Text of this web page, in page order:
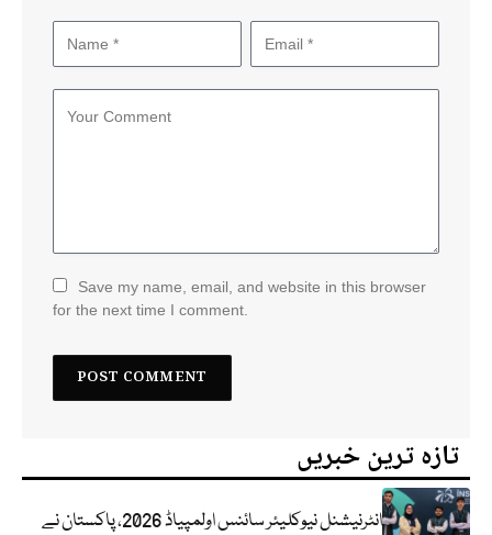
Save my name, email, and website in this browser
for the next time I comment.
تازہ ترین خبریں
انٹرنیشنل نیوکلیئر سائنس اولمپیاڈ 2026، پاکستان نے